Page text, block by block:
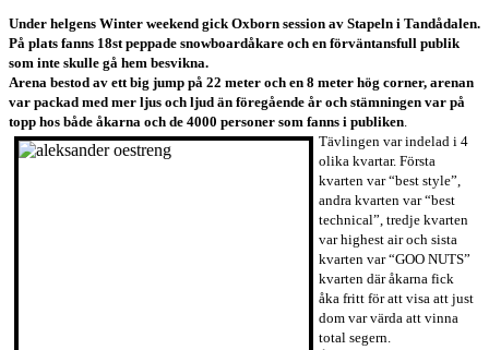
Under helgens Winter weekend gick Oxborn session av Stapeln i Tandådalen.
På plats fanns 18st peppade snowboardåkare och en förväntansfull publik
som inte skulle gå hem besvikna.
Arena bestod av ett big jump på 22 meter och en 8 meter hög corner, arenan
var packad med mer ljus och ljud än föregående år och stämningen var på
topp hos både åkarna och de 4000 personer som fanns i publiken.
Tävlingen var indelad i 4
olika kvartar. Första
kvarten var “best style”,
andra kvarten var “best
technical”, tredje kvarten
var highest air och sista
kvarten var “GOO NUTS”
kvarten där åkarna fick
åka fritt för att visa att just
dom var värda att vinna
total segern.